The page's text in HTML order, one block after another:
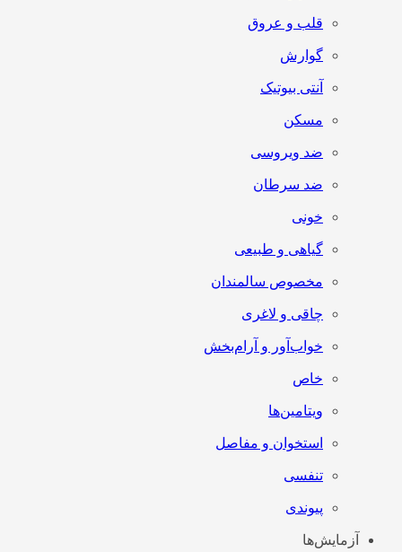
قلب و عروق
گوارش
آنتی‌ بیوتیک
مسکن
ضد ویروسی
ضد سرطان
خونی
گیاهی و طبیعی
مخصوص سالمندان
چاقی و لاغری
خواب‌آور و آرام‌بخش
خاص
ویتامین‌ها
استخوان و مفاصل
تنفسی
پیوندی
آزمایش‌ها